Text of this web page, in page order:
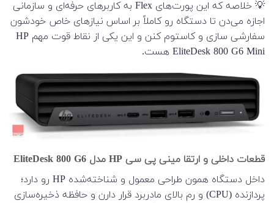
💡 خلاصه که این پورت‌های Flex به کاربرهای حرفه‌ای و سازمانی
اجازه می‌دن تا دستگاه رو کاملاً بر اساس نیازهای خاص خودشون
سفارشی سازی و کاستوم کنن و این یکی از نقاط قوت مهم HP
EliteDesk 800 G6 Mini هست.
قطعات داخلی و ارتقا مینی پی سی HP مدل EliteDesk 800 G6
داخل دستگاه همون طراحی معمول و شناخته‌شده HP رو دارد؛
پردازنده (CPU) و رم بالای مادربرد قرار دارن و حافظه ذخیره‌سازی